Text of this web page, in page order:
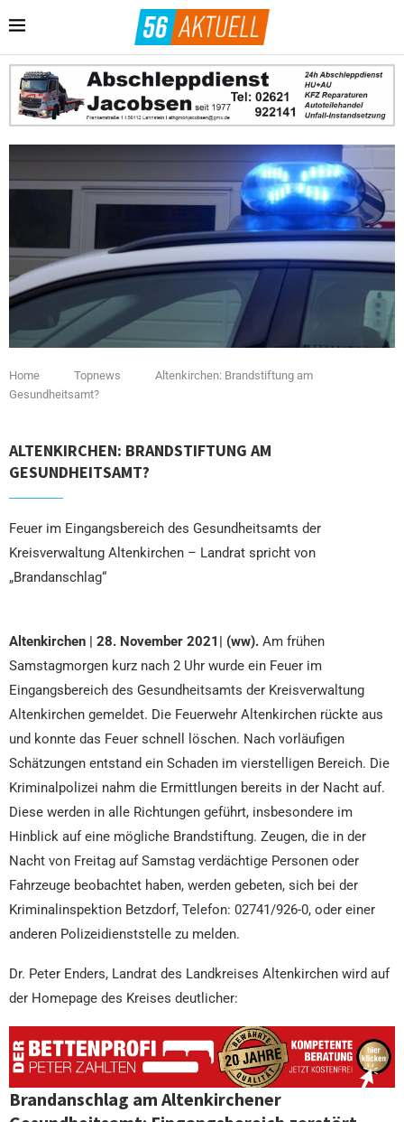
Home Topnews
Altenkirchen: Brandstiftung am
Gesundheitsamt?
ALTENKIRCHEN: BRANDSTIFTUNG AM
GESUNDHEITSAMT?
Feuer im Eingangsbereich des Gesundheitsamts der
Kreisverwaltung Altenkirchen – Landrat spricht von
„Brandanschlag“
Altenkirchen | 28. November 2021| (ww). Am frühen
Samstagmorgen kurz nach 2 Uhr wurde ein Feuer im
Eingangsbereich des Gesundheitsamts der Kreisverwaltung
Altenkirchen gemeldet. Die Feuerwehr Altenkirchen rückte aus
und konnte das Feuer schnell löschen. Nach vorläufigen
Schätzungen entstand ein Schaden im vierstelligen Bereich. Die
Kriminalpolizei nahm die Ermittlungen bereits in der Nacht auf.
Diese werden in alle Richtungen geführt, insbesondere im
Hinblick auf eine mögliche Brandstiftung. Zeugen, die in der
Nacht von Freitag auf Samstag verdächtige Personen oder
Fahrzeuge beobachtet haben, werden gebeten, sich bei der
Kriminalinspektion Betzdorf, Telefon: 02741/926-0, oder einer
anderen Polizeidienststelle zu melden.
Dr. Peter Enders, Landrat des Landkreises Altenkirchen wird auf
der Homepage des Kreises deutlicher:
Brandanschlag am Altenkirchener